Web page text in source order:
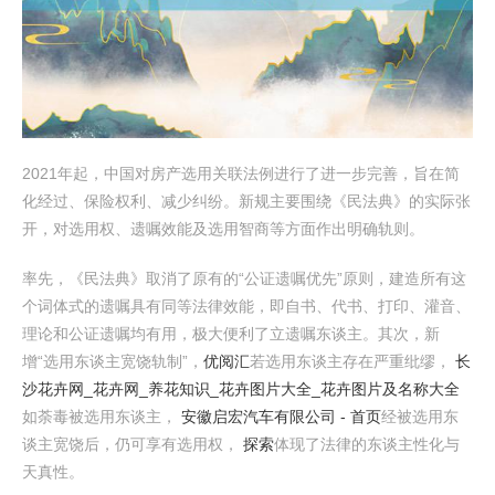
2021年起，中国对房产选用关联法例进行了进一步完善，旨在简
化经过、保险权利、减少纠纷。新规主要围绕《民法典》的实际张
开，对选用权、遗嘱效能及选用智商等方面作出明确轨则。
率先，《民法典》取消了原有的“公证遗嘱优先”原则，建造所有这
个词体式的遗嘱具有同等法律效能，即自书、代书、打印、灌音、
理论和公证遗嘱均有用，极大便利了立遗嘱东谈主。其次，新
增“选用东谈主宽饶轨制”， 优阅汇若选用东谈主存在严重纰缪， 长
沙花卉网_花卉网_养花知识_花卉图片大全_花卉图片及名称大全
如荼毒被选用东谈主， 安徽启宏汽车有限公司 - 首页经被选用东
谈主宽饶后，仍可享有选用权，
探索体现了法律的东谈主性化与
天真性。